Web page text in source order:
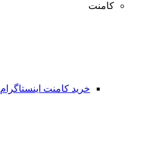
کامنت
خرید کامنت اینستاگرام